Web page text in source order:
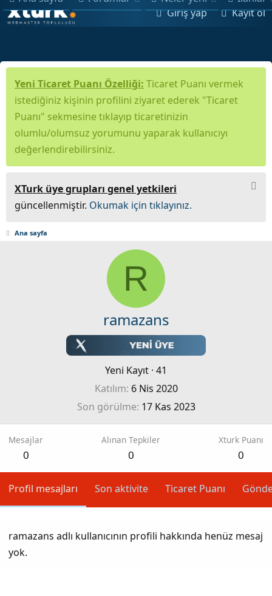
Giriş yap Kayıt ol
Yeni Ticaret Puanı Özelliği: Ticaret Puanı vermek
istediğiniz kişinin profilini ziyaret ederek "Ticaret
Puanı" sekmesine tıklayıp ticaretinizin
olumlu/olumsuz yorumunu yaparak kullanıcıyı
değerlendirebilirsiniz.
XTurk üye grupları genel yetkileri
güncellenmiştir. Okumak için tıklayınız.
Ana sayfa
R
ramazans
Yeni Kayıt · 41
Katılım 6 Nis 2020
Son görülme 17 Kas 2023
Mesajlar
0
Alınan Tepkiler
0
Xturk Puanı
0
Profil mesajları Son aktivite Ticaret Puanı
ramazans adlı kullanıcının profili hakkında henüz mesaj
yok.